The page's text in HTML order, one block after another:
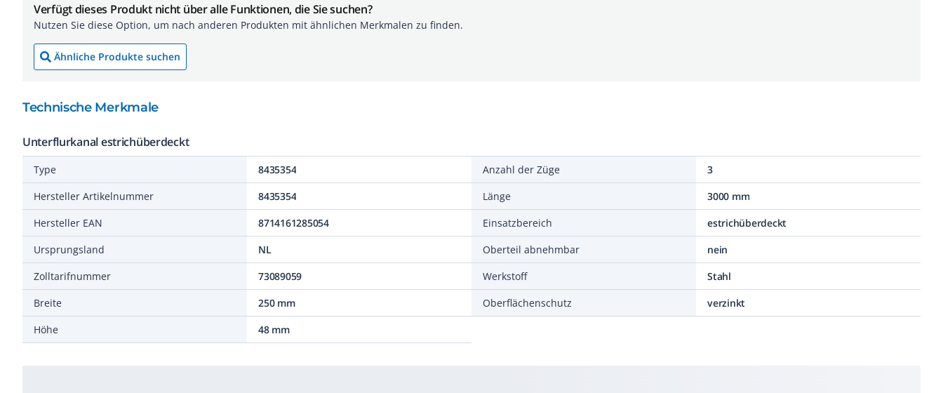
Verfügt dieses Produkt nicht über alle Funktionen, die Sie suchen?
Nutzen Sie diese Option, um nach anderen Produkten mit ähnlichen Merkmalen zu finden.
Ähnliche Produkte suchen
Technische Merkmale
Unterflurkanal estrichüberdeckt
Type
8435354
Hersteller Artikelnummer
8435354
Hersteller EAN
8714161285054
Ursprungsland
NL
Zolltarifnummer
73089059
Breite
250 mm
Höhe
48 mm
Anzahl der Züge
3
Länge
3000 mm
Einsatzbereich
estrichüberdeckt
Oberteil abnehmbar
nein
Werkstoff
Stahl
Oberflächenschutz
verzinkt